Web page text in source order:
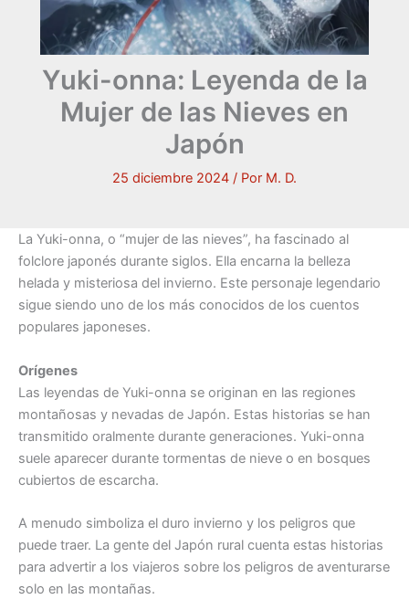
Yuki-onna: Leyenda de la
Mujer de las Nieves en
Japón
25 diciembre 2024 / Por M. D.
La Yuki-onna, o “mujer de las nieves”, ha fascinado al
folclore japonés durante siglos. Ella encarna la belleza
helada y misteriosa del invierno. Este personaje legendario
sigue siendo uno de los más conocidos de los cuentos
populares japoneses.
Orígenes
Las leyendas de Yuki-onna se originan en las regiones
montañosas y nevadas de Japón. Estas historias se han
transmitido oralmente durante generaciones. Yuki-onna
suele aparecer durante tormentas de nieve o en bosques
cubiertos de escarcha.
A menudo simboliza el duro invierno y los peligros que
puede traer. La gente del Japón rural cuenta estas historias
para advertir a los viajeros sobre los peligros de aventurarse
solo en las montañas.